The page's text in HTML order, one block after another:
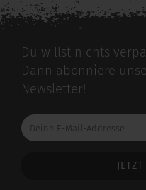
Du willst nichts
Dann abonniere
Newsletter!
Deine
E-